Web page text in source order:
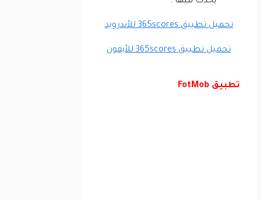
تحميل تطبيق 365scores للأندرويد
تحميل تطبيق 365scores للأيفون
تطبيق FotMob